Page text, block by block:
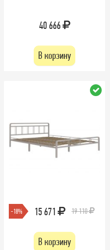
40 666
В корзину
-18% 15 671 19 110
В корзину